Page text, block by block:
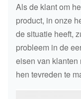
Als de klant om
product, in onze
de situatie heeft,
probleem in de
eisen van
hen tevreden te